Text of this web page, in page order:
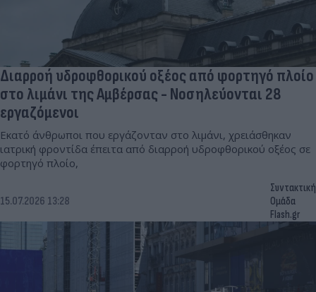
Διαρροή υδροφθορικού οξέος από φορτηγό πλοίο
στο λιμάνι της Αμβέρσας - Νοσηλεύονται 28
εργαζόμενοι
Εκατό άνθρωποι που εργάζονταν στο λιμάνι, χρειάσθηκαν
ιατρική φροντίδα έπειτα από διαρροή υδροφθορικού οξέος σε
φορτηγό πλοίο,
15.07.2026 13:28
Συντακτική
Ομάδα
Flash.gr